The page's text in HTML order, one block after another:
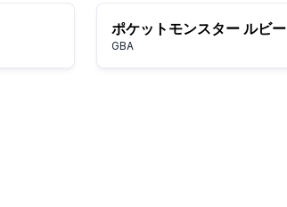
ポケットモンスター ルビー
GBA